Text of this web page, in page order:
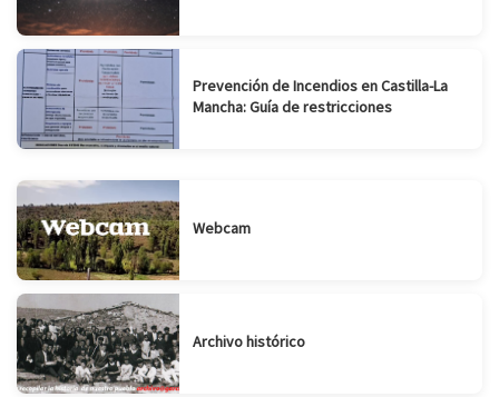
Prevención de Incendios en Castilla-La
Mancha: Guía de restricciones
Webcam
Archivo histórico